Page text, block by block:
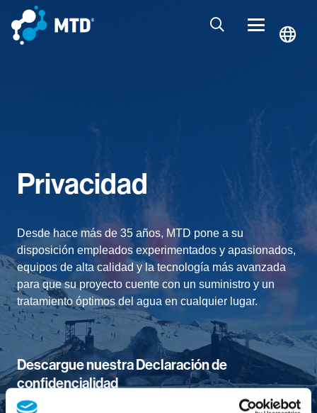
Privacidad
Desde hace más de 35 años, MTD pone a su
disposición empleados experimentados y apasionados,
equipos de alta calidad y la tecnología más avanzada
para que su proyecto cuente con un suministro y un
tratamiento óptimos del agua en cualquier lugar.
Descargue nuestra Declaración de
confidencialidad